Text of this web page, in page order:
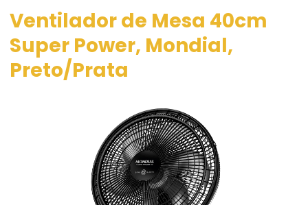
Ventilador de Mesa 40cm
Super Power, Mondial,
Preto/Prata